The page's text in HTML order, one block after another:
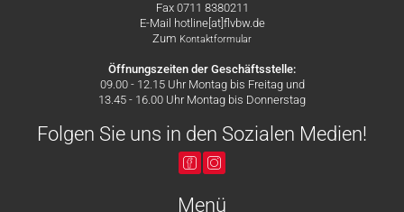
Fax 0711 8380211
E-Mail hotline[at]flvbw.de
Zum Kontaktformular
Öffnungszeiten der Geschäftsstelle:
09.00 - 12.15 Uhr Montag bis Freitag und
13.45 - 16.00 Uhr Montag bis Donnerstag
Folgen Sie uns in den Sozialen Medien!
Menü